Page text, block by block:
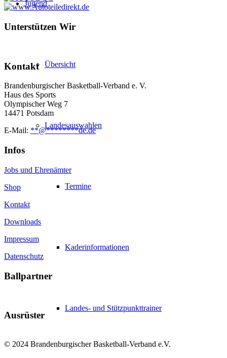
Jugend
Übersicht
Landesauswahlen
Termine
Kaderinformationen
Landes- und Stützpunkttrainer
Unterstützen Wir
Kontakt
Brandenburgischer Basketball-Verband e. V.
Haus des Sports
Olympischer Weg 7
14471 Potsdam
E-Mail: **@********de.de
Infos
Jobs und Ehrenämter
Shop
Kontakt
Downloads
Impressum
Datenschutz
Ballpartner
Ausrüster
© 2024 Brandenburgischer Basketball-Verband e.V.